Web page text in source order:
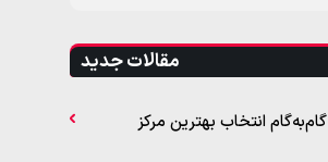
مقالات جدید
انتخاب بهترین مرکز